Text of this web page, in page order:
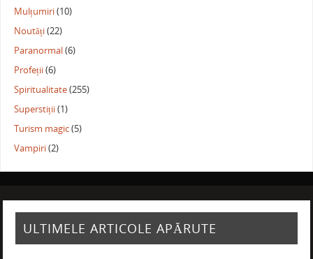
Mulțumiri(10)
Noutăți(22)
Paranormal(6)
Profeții(6)
Spiritualitate(255)
Superstiții(1)
Turism magic(5)
Vampiri(2)
ULTIMELE ARTICOLE APĂRUTE